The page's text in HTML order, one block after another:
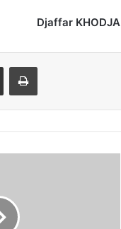
Djaffar KHODJA
Partager par email Imprimer